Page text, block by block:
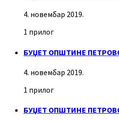
4. новембар 2019.
1 прилог
БУЏЕТ ОПШТИНЕ
4. новембар 2019.
1 прилог
БУЏЕТ ОПШТИНЕ